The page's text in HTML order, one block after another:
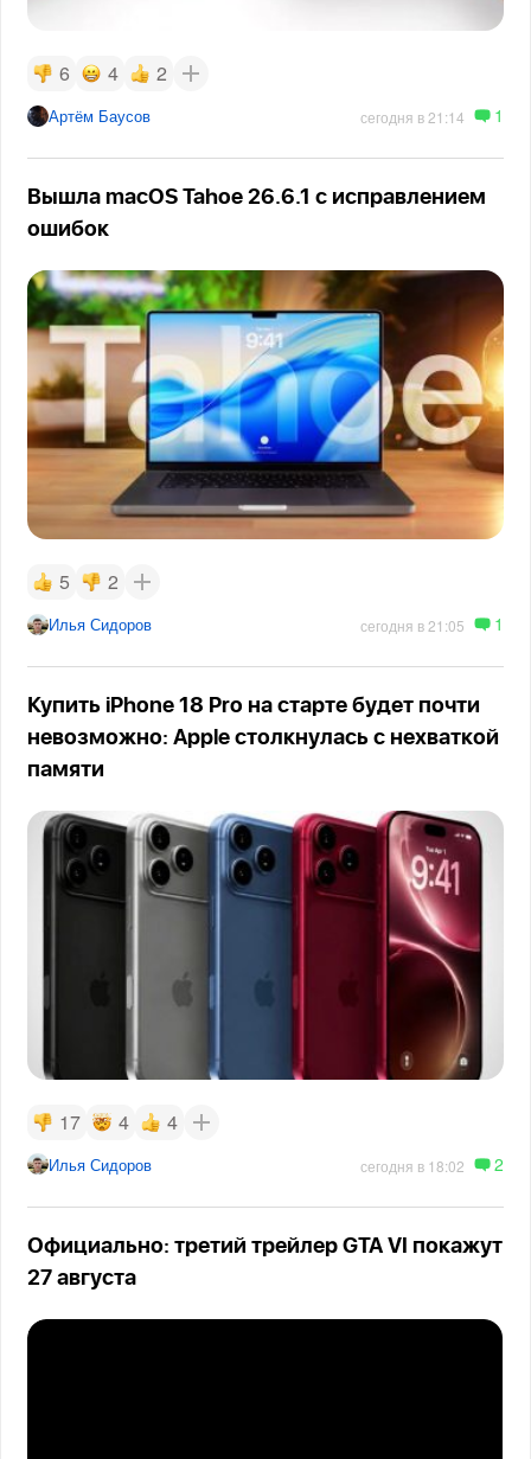
6 4 2
Артём Баусов сегодня в 21:14 1
Вышла macOS Tahoe 26.6.1 с исправлением
ошибок
5 2
Илья Сидоров сегодня в 21:05 1
Купить iPhone 18 Pro на старте будет почти
невозможно: Apple столкнулась с нехваткой
памяти
17 4 4
Илья Сидоров сегодня в 18:02 2
Официально: третий трейлер GTA VI покажут
27 августа